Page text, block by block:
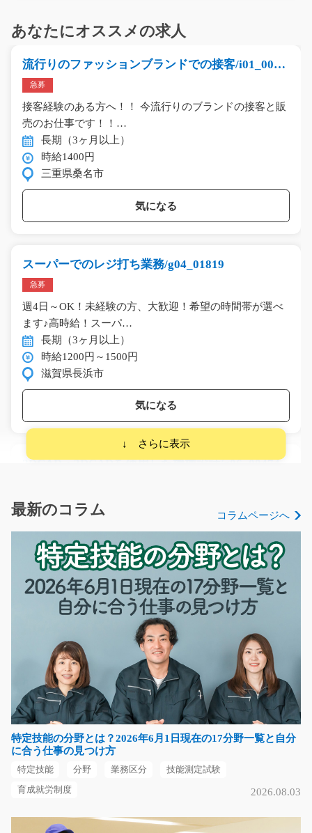
あなたにオススメの求人
流行りのファッションブランドでの接客/i01_0096
2急募
接客経験のある方へ！！ 今流行りのブランドの接客と販
売のお仕事です！！…
長期（3ヶ月以上）
時給1400円
三重県桑名市
気になる
スーパーでのレジ打ち業務/g04_01819
急募
週4日～OK！未経験の方、大歓迎！希望の時間帯が選べ
ます♪高時給！スーパ…
長期（3ヶ月以上）
時給1200円～1500円
滋賀県長浜市
気になる
2DCAD・3DCADを使用した機械設計/g06_00474
【京都拠点オープン！オープニング募集！】 自動制御装
長期（3ヶ月以上）
時給1800円～2250円
京都府城陽市
気になる
リフト作業/t03_01139
急募
≪大募集≫腰を据えてしっかり働きたい方にピッタ
リ！！ リフトでの倉庫…
長期（3ヶ月以上）
時給1100円
熊本県熊本市南区
最新のコラム コラムページへ
特定技能の分野とは？2026年6月1日現在の17分野一覧と自分
に合う仕事の見つけ方
特定技能 分野 業務区分 技能測定試験
育成就労制度 2026.08.03